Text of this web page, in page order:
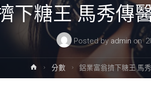
下糖王 馬秀傳
Posted by admin on
Home分數 鋁業富翁擠下糖王 馬